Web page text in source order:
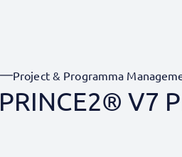
Project & Programma
PRINCE2® V7